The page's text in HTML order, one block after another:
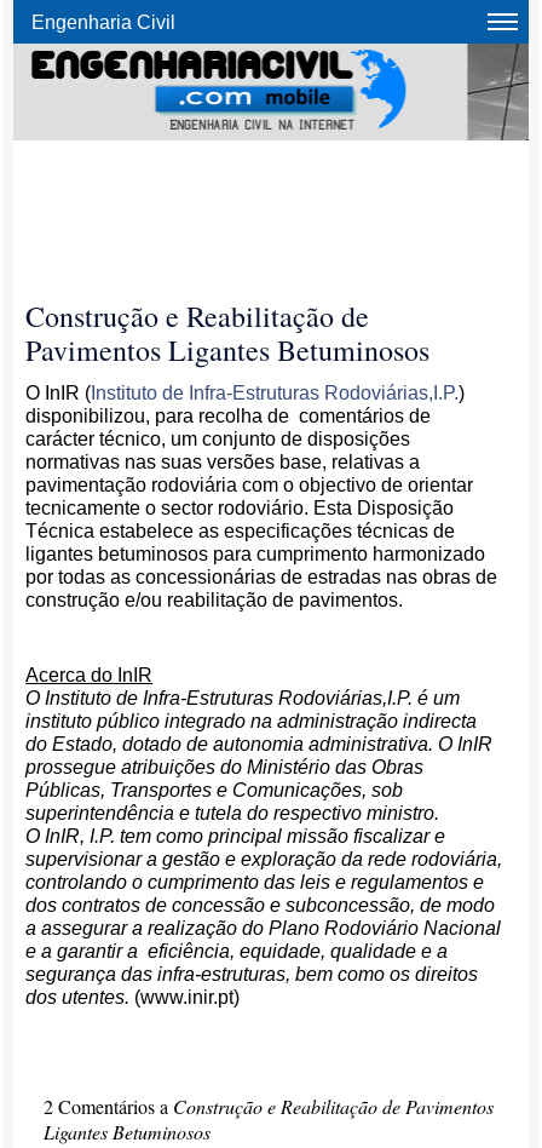
Engenharia Civil
Construção e Reabilitação de
Pavimentos Ligantes Betuminosos
O InIR ( Instituto de Infra-Estruturas Rodoviárias,I.P.)
disponibilizou, para recolha de comentários de
carácter técnico, um conjunto de disposições
normativas nas suas versões base, relativas a
pavimentação rodoviária com o objectivo de orientar
tecnicamente o sector rodoviário. Esta Disposição
Técnica estabelece as especificações técnicas de
ligantes betuminosos para cumprimento harmonizado
por todas as concessionárias de estradas nas obras de
construção e/ou reabilitação de pavimentos.
Acerca do InIR
O Instituto de Infra-Estruturas Rodoviárias,I.P. é um
instituto público integrado na administração indirecta
do Estado, dotado de autonomia administrativa. O InIR
prossegue atribuições do Ministério das Obras
Públicas, Transportes e Comunicações, sob
superintendência e tutela do respectivo ministro.
O InIR, I.P. tem como principal missão fiscalizar e
supervisionar a gestão e exploração da rede rodoviária,
controlando o cumprimento das leis e regulamentos e
dos contratos de concessão e subconcessão, de modo
a assegurar a realização do Plano Rodoviário Nacional
e a garantir a eficiência, equidade, qualidade e a
segurança das infra-estruturas, bem como os direitos
dos utentes. (www.inir.pt)
2 Comentários a Construção e Reabilitação de Pavimentos
Ligantes Betuminosos